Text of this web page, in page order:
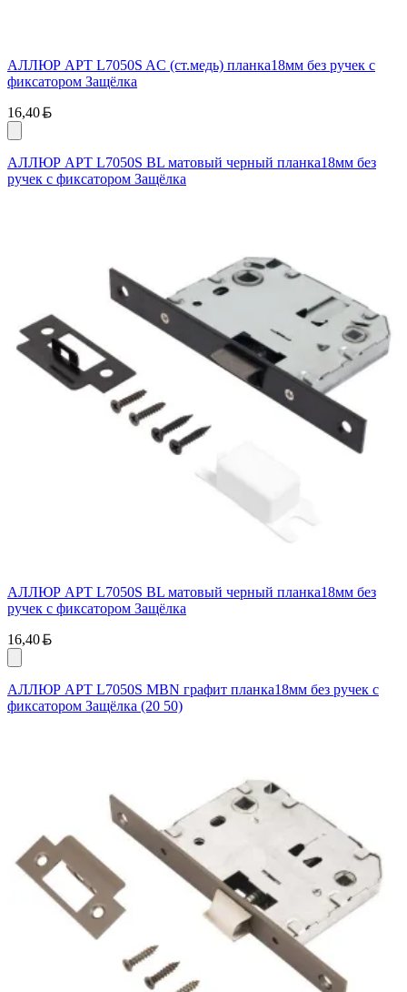
АЛЛЮР АРТ L7050S AC (ст.медь) планка18мм без ручек с
фиксатором Защёлка
16,40
АЛЛЮР АРТ L7050S BL матовый черный планка18мм без
ручек с фиксатором Защёлка
АЛЛЮР АРТ L7050S BL матовый черный планка18мм без
ручек с фиксатором Защёлка
16,40
АЛЛЮР АРТ L7050S MBN графит планка18мм без ручек с
фиксатором Защёлка (20 50)